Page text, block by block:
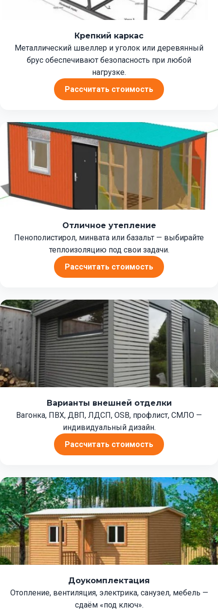
Крепкий каркас
Металлический швеллер и уголок или деревянный
брус обеспечивают безопасность при любой
нагрузке.
Рассчитать стоимость
Отличное утепление
Пенополистирол, минвата или базальт — выбирайте
теплоизоляцию под свои задачи.
Рассчитать стоимость
Варианты внешней отделки
Вагонка, ПВХ, ДВП, ЛДСП, OSB, профлист, СМЛО —
индивидуальный дизайн.
Рассчитать стоимость
Доукомплектация
Отопление, вентиляция, электрика, санузел, мебель —
сдаём «под ключ».